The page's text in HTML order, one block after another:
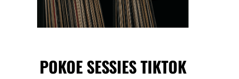
POKOE SESSIES TIKTOK